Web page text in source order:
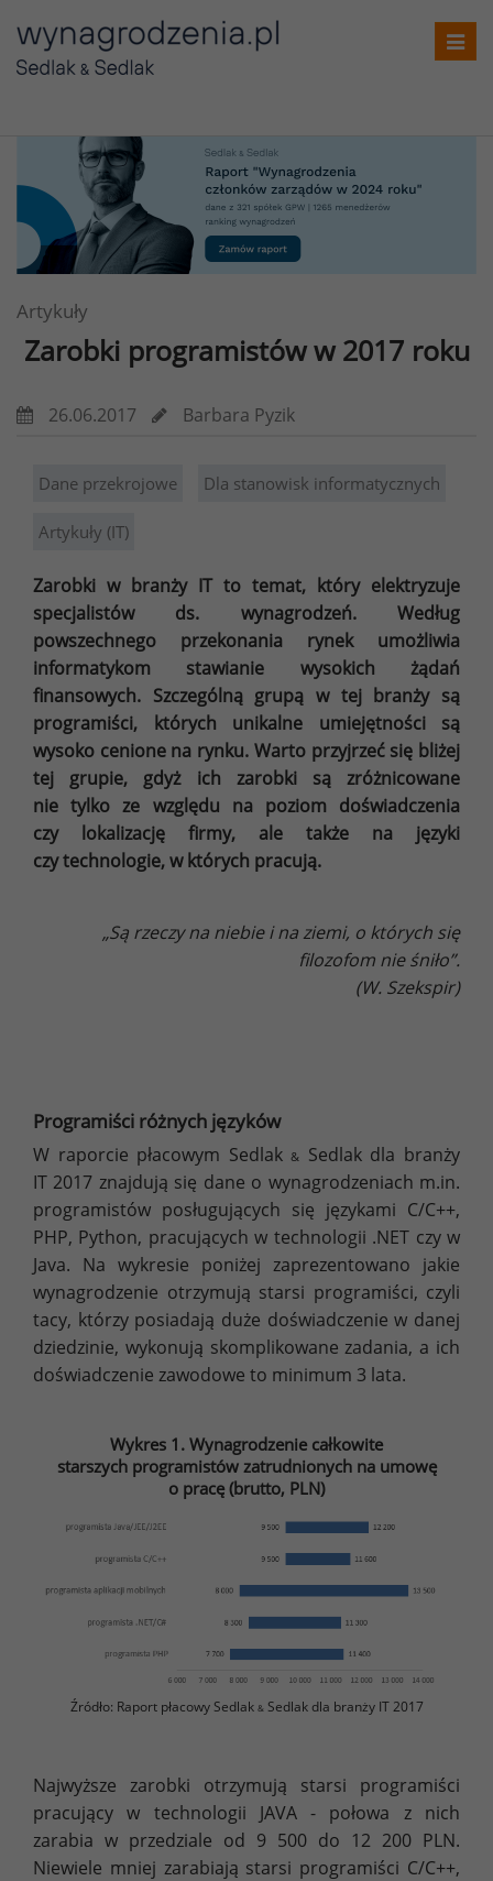
Artykuły
Zarobki programistów w 2017 roku
26.06.2017 Barbara Pyzik
Dane przekrojowe Dla stanowisk informatycznych
Artykuły (IT)
Zarobki w branży IT to temat, który elektryzuje
specjalistów ds. wynagrodzeń. Według
powszechnego przekonania rynek umożliwia
informatykom stawianie wysokich żądań
finansowych. Szczególną grupą w tej branży są
programiści, których unikalne umiejętności są
wysoko cenione na rynku. Warto przyjrzeć się bliżej
tej grupie, gdyż ich zarobki są zróżnicowane
nie tylko ze względu na poziom doświadczenia
czy lokalizację firmy, ale także na języki
czy technologie, w których pracują.
„Są rzeczy na niebie i na ziemi, o których się
filozofom nie śniło”.
(W. Szekspir)
Programiści różnych języków
W raporcie płacowym Sedlak& Sedlak dla branży
IT 2017 znajdują się dane o wynagrodzeniach m.in.
programistów posługujących się językami C/C++,
PHP, Python, pracujących w technologii .NET czy w
Java. Na wykresie poniżej zaprezentowano jakie
wynagrodzenie otrzymują starsi programiści, czyli
tacy, którzy posiadają duże doświadczenie w danej
dziedzinie, wykonują skomplikowane zadania, a ich
doświadczenie zawodowe to minimum 3 lata.
Wykres 1. Wynagrodzenie całkowite
starszych programistów zatrudnionych na umowę
o pracę (brutto, PLN)
Źródło: Raport płacowy Sedlak &Sedlak dla branży IT 2017
Najwyższe zarobki otrzymują starsi programiści
pracujący w technologii JAVA - połowa z nich
zarabia w przedziale od 9 500 do 12 200 PLN.
Niewiele mniej zarabiają starsi programiści C/C++,